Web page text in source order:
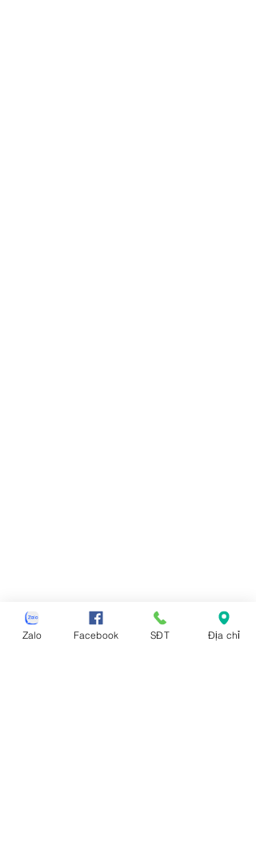
Zalo Facebook SĐT Địa chỉ